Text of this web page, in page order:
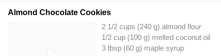
Almond Chocolate Cookies
2 1/2 cups (240 g) almond flour
1/2 cup (100 g) melted coconut oil
3 tbsp (60 g) maple syrup